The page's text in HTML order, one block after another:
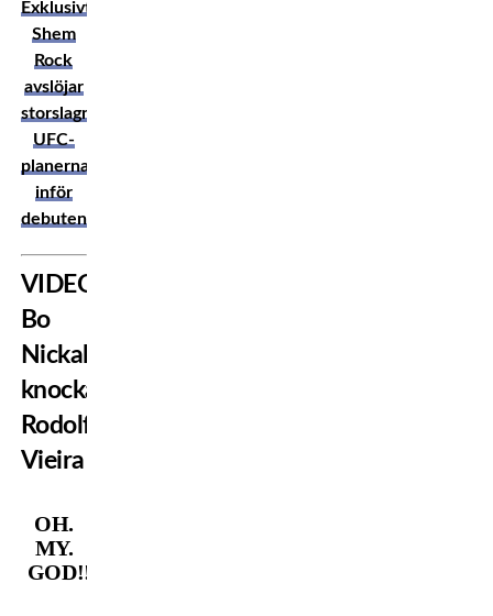
Exklusivt:
Shem
Rock
avslöjar
storslagna
UFC-
planerna
inför
debuten
VIDEO:
Bo
Nickal
knockar
Rodolfo
Vieira
OH.
MY.
GOD!!!